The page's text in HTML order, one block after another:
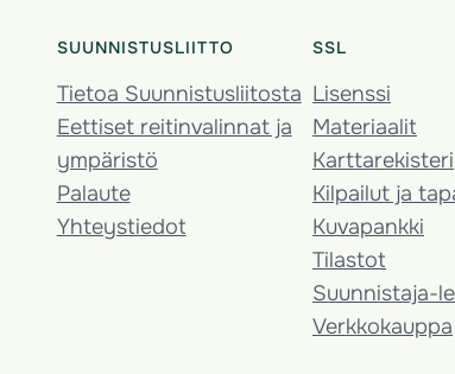
SUUNNISTUSLIITTO
Tietoa Suunnistusliitosta
Eettiset reitinvalinnat ja
ympäristö
Palaute
Yhteystiedot
SSL
Lisenssi
Materiaalit
Karttarekisteri
Kilpailut ja
Kuvapankki
Tilastot
Suunnistaja-
Verkkokauppa